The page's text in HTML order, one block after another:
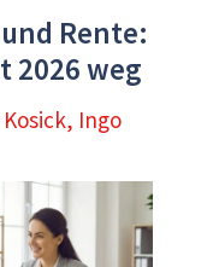
Rente:
2026 weg
, Ingo